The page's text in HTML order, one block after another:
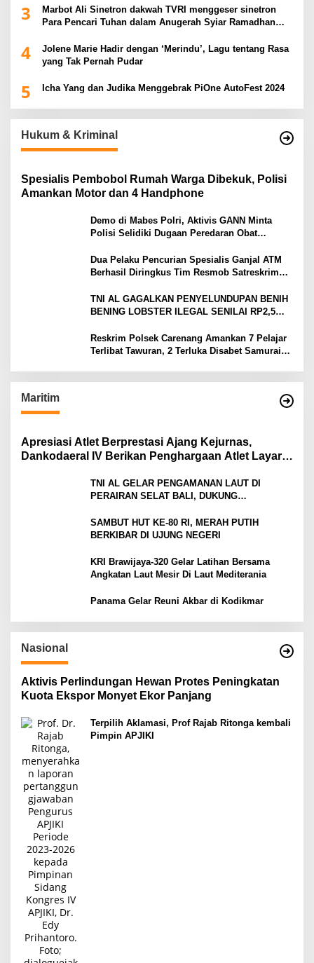
3
Marbot Ali Sinetron dakwah TVRI menggeser sinetron
Para Pencari Tuhan dalam Anugerah Syiar Ramadhan
4
Jolene Marie Hadir dengan ‘Merindu’, Lagu tentang Rasa
yang Tak Pernah Pudar
5 Icha Yang dan Judika Menggebrak PiOne AutoFest 2024
Hukum & Kriminal
Spesialis Pembobol Rumah Warga Dibekuk, Polisi
Amankan Motor dan 4 Handphone
Demo di Mabes Polri, Aktivis GANN Minta
Polisi Selidiki Dugaan Peredaran Obat
Dua Pelaku Pencurian Spesialis Ganjal ATM
Berhasil Diringkus Tim Resmob Satreskrim
TNI AL GAGALKAN PENYELUNDUPAN BENIH
BENING LOBSTER ILEGAL SENILAI RP2,5
Reskrim Polsek Carenang Amankan 7 Pelajar
Terlibat Tawuran, 2 Terluka Disabet Samurai
Maritim
Apresiasi Atlet Berprestasi Ajang Kejurnas,
Dankodaeral IV Berikan Penghargaan Atlet Layar
TNI AL GELAR PENGAMANAN LAUT DI
PERAIRAN SELAT BALI, DUKUNG
SAMBUT HUT KE-80 RI, MERAH PUTIH
BERKIBAR DI UJUNG NEGERI
KRI Brawijaya-320 Gelar Latihan Bersama
Angkatan Laut Mesir Di Laut Mediterania
Panama Gelar Reuni Akbar di Kodikmar
Nasional
Aktivis Perlindungan Hewan Protes Peningkatan
Kuota Ekspor Monyet Ekor Panjang
Terpilih Aklamasi, Prof Rajab Ritonga kembali
Pimpin APJIKI